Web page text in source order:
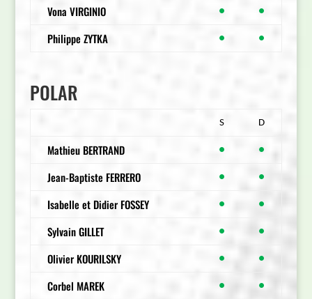
Vona VIRGINIO ● ●
Philippe ZYTKA ● ●
POLAR
S D
Mathieu BERTRAND ● ●
Jean-Baptiste FERRERO ● ●
Isabelle et Didier FOSSEY ● ●
Sylvain GILLET ● ●
Olivier KOURILSKY ● ●
Corbel MAREK ● ●